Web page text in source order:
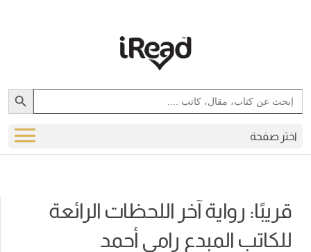
Search
for:
Search Button
اختر صفحة
قريبًا: رواية آخر اللحظات الرائعة
للكاتب المبدع رامي أحمد